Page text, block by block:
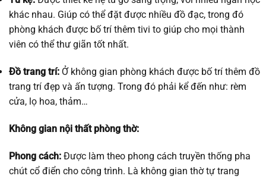
khác nhau. Giúp có thể đặt được nhiều đồ đạc, trong đó
phòng khách được bố trí thêm tivi to giúp cho mọi thành
viên có thể thư giãn tốt nhất.
Đồ trang trí: Ở không gian phòng khách được bố trí thêm đồ
trang trí đẹp và ấn tượng. Trong đó phải kể đến như: rèm
cửa, lọ hoa, thảm…
Không gian nội thất phòng thờ:
Phong cách: Được làm theo phong cách truyền thống pha
chút cổ điển cho công trình. Là không gian thờ tự trang